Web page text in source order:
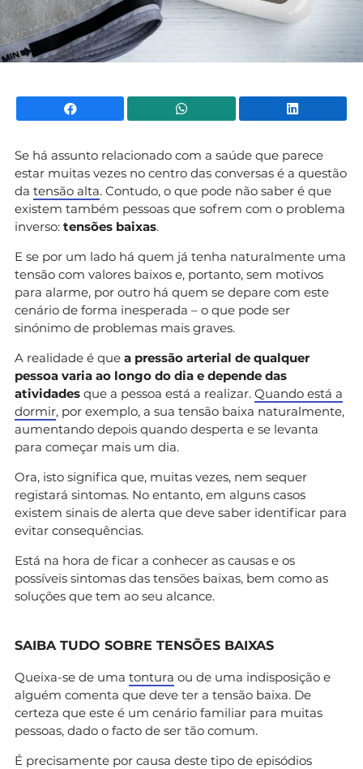
Facebook WhatsApp
Se há assunto relacionado com a saúde que parece
estar muitas vezes no centro das conversas é a questão
da tensão alta. Contudo, o que pode não saber é que
existem também pessoas que sofrem com o problema
inverso: tensões baixas.
E se por um lado há quem já tenha naturalmente uma
tensão com valores baixos e, portanto, sem motivos
para alarme, por outro há quem se depare com este
cenário de forma inesperada – o que pode ser
sinónimo de problemas mais graves.
A realidade é que a pressão arterial de qualquer
pessoa varia ao longo do dia e depende das
atividades que a pessoa está a realizar. Quando está a
dormir, por exemplo, a sua tensão baixa naturalmente,
aumentando depois quando desperta e se levanta
para começar mais um dia.
Ora, isto significa que, muitas vezes, nem sequer
registará sintomas. No entanto, em alguns casos
existem sinais de alerta que deve saber identificar para
evitar consequências.
Está na hora de ficar a conhecer as causas e os
possíveis sintomas das tensões baixas, bem como as
soluções que tem ao seu alcance.
SAIBA TUDO SOBRE TENSÕES BAIXAS
Queixa-se de uma tontura ou de uma indisposição e
alguém comenta que deve ter a tensão baixa. De
certeza que este é um cenário familiar para muitas
pessoas, dado o facto de ser tão comum.
É precisamente por causa deste tipo de episódios